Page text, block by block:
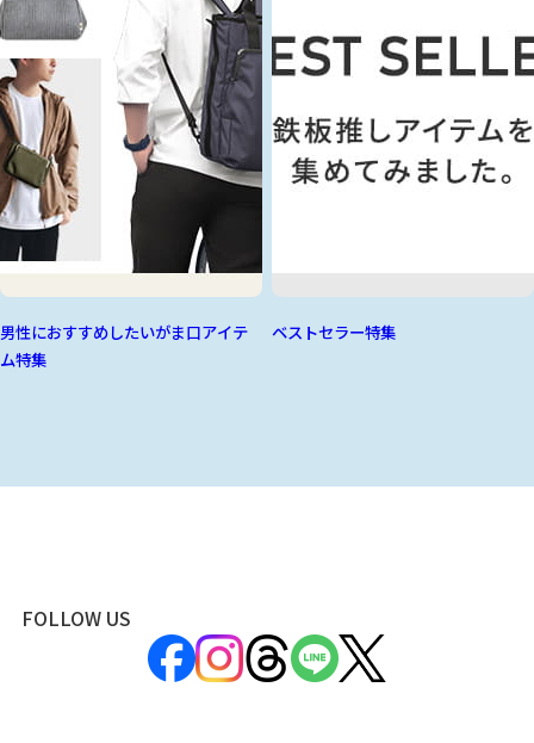
男性におすすめしたいがま口アイテ
ム特集
ベストセラー特集
FOLLOW US